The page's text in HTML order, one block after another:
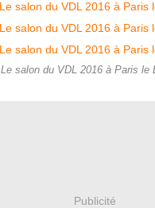
Le salon du VDL 2016 à Paris le
Publicité